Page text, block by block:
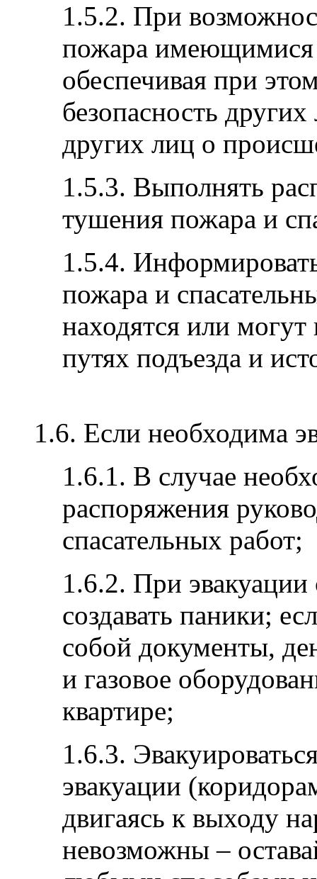
1.5.2. При
пожара имеющимися
обеспечивая при
безопасность
других лиц о
1.5.3. Выполнять
тушения пожара и
1.5.4.
пожара и
находятся или могут
путях подъезда и
1.6. Если необходима
1.6.1. В случае
распоряжения
спасательных работ;
1.6.2. При эвакуации
создавать паники;
собой документы,
и газовое
квартире;
1.6.3.
эвакуации
двигаясь к выходу
невозможны –